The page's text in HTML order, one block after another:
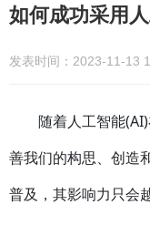
如何成功采用
发表时间：2023-11-13
随着人工智能
善我们的构思、创造
普及，其影响力只会